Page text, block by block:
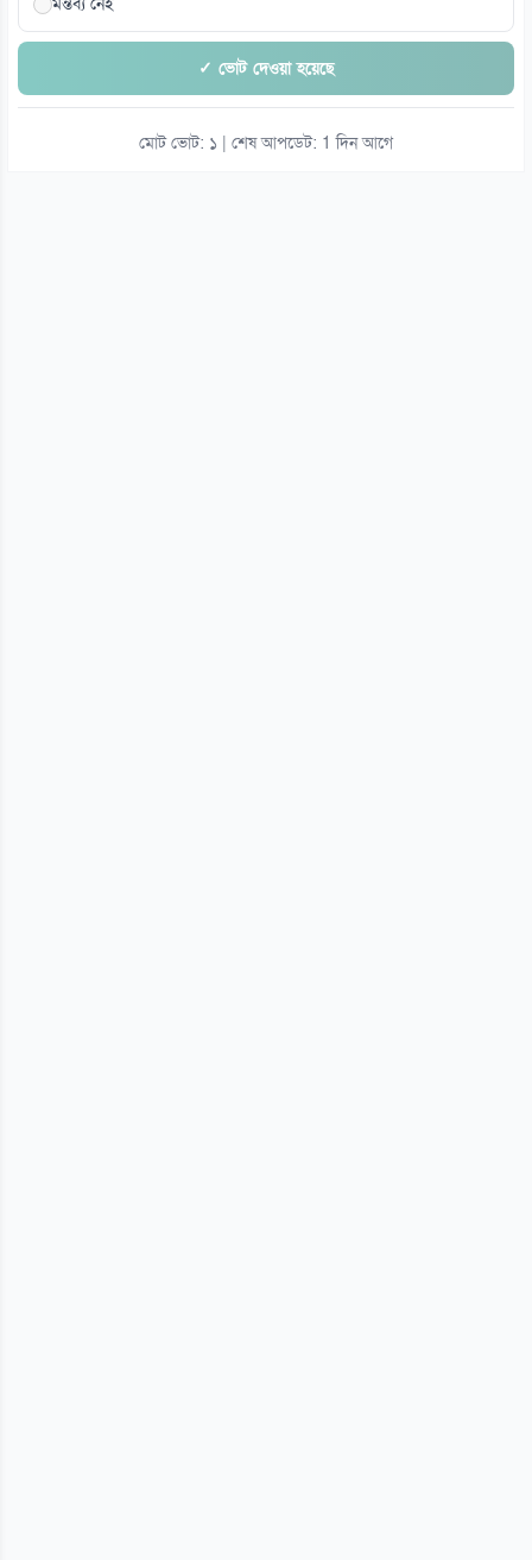
✓ ভোট দেওয়া হয়েছে
মোট ভোট: ১ | শেষ আপডেট: 1 দিন আগে